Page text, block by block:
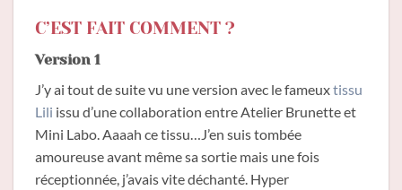
C’EST FAIT COMMENT ?
Version 1
J’y ai tout de suite vu une version avec le fameuxtissu
Lili issu d’une collaboration entre Atelier Brunette et
Mini Labo. Aaaah ce tissu…J’en suis tombée
amoureuse avant même sa sortie mais une fois
réceptionnée, j’avais vite déchanté. Hyper